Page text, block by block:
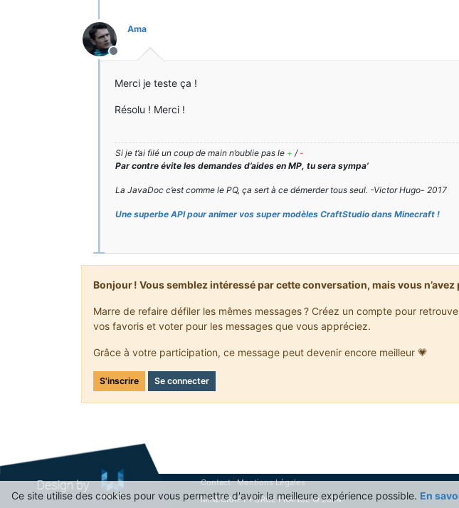
Hors-ligne
Ama
Merci je teste ça !
Résolu ! Merci !
Si je t’ai filé un coup de main n’oublie pas le + / -
Par contre évite les demandes d’aides en MP, tu sera sympa’
La JavaDoc c’est comme le PQ, ça sert à ce démerder tous seul. -Victor Hugo- 2017
Une superbe API pour animer vos super modèles CraftStudio dans Minecraft !
Bonjour ! Vous semblez intéressé par cette conversation, mais vous n’avez
Marre de refaire défiler les mêmes messages ? Créez un compte pour
vos favoris et voter pour les messages que vous appréciez.
Grâce à votre participation, ce message peut devenir encore meilleur 💗
S'inscrire Se connecter
Contact
Mentions Légales
MINECRAFT FORGE FRANCE © 2024
Ce site utilise des cookies pour vous permettre d'avoir la meilleure expérience possible. En